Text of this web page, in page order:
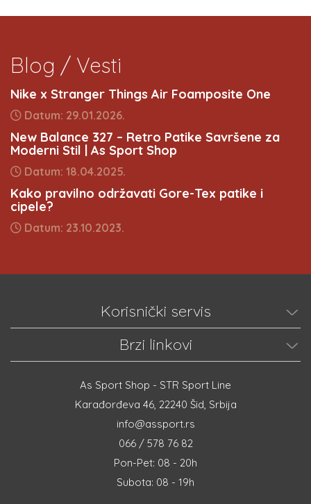
Blog / Vesti
Nike x Stranger Things Air Foamposite One
Datum: 29.01.2026.
New Balance 327 – Retro Patike Savršene za
Moderni Stil | As Sport Shop
Datum: 18.04.2025.
Kako pravilno održavati Gore-Tex patike i
cipele?
Datum: 23.10.2023.
Korisnički servis
Brzi linkovi
As Sport Shop - STR Sport Line
Karađorđeva 46, 22240 Šid, Srbija
info@assport.rs
066 / 578 76 82
Pon-Pet: 08 - 20h
Subota: 08 - 19h